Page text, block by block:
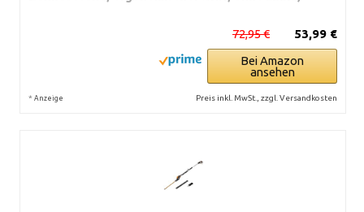
53,99 €
72,95 €
Bei Amazon
ansehen
* Anzeige Preis inkl. MwSt., zzgl. Versandkosten